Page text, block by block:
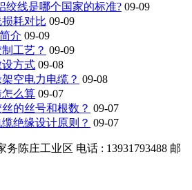
绞线是哪个国家的标准? 09-09
耗对比 09-09
介 09-09
工艺？ 09-09
方式 09-08
空电力电缆？ 09-08
么算 09-07
的丝号和根数？ 09-07
绝缘设计原则？ 09-07
务陈庄工业区 电话 : 13931793488 邮